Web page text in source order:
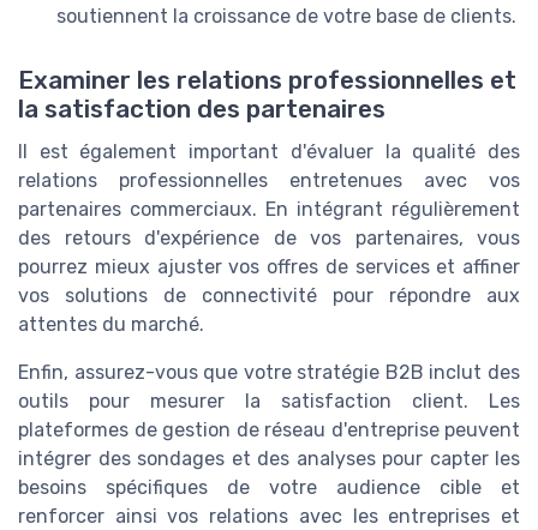
soutiennent la croissance de votre base de clients.
Examiner les relations professionnelles et
la satisfaction des partenaires
Il est également important d'évaluer la qualité des
relations professionnelles entretenues avec vos
partenaires commerciaux. En intégrant régulièrement
des retours d'expérience de vos partenaires, vous
pourrez mieux ajuster vos offres de services et affiner
vos solutions de connectivité pour répondre aux
attentes du marché.
Enfin, assurez-vous que votre stratégie B2B inclut des
outils pour mesurer la satisfaction client. Les
plateformes de gestion de réseau d'entreprise peuvent
intégrer des sondages et des analyses pour capter les
besoins spécifiques de votre audience cible et
renforcer ainsi vos relations avec les entreprises et